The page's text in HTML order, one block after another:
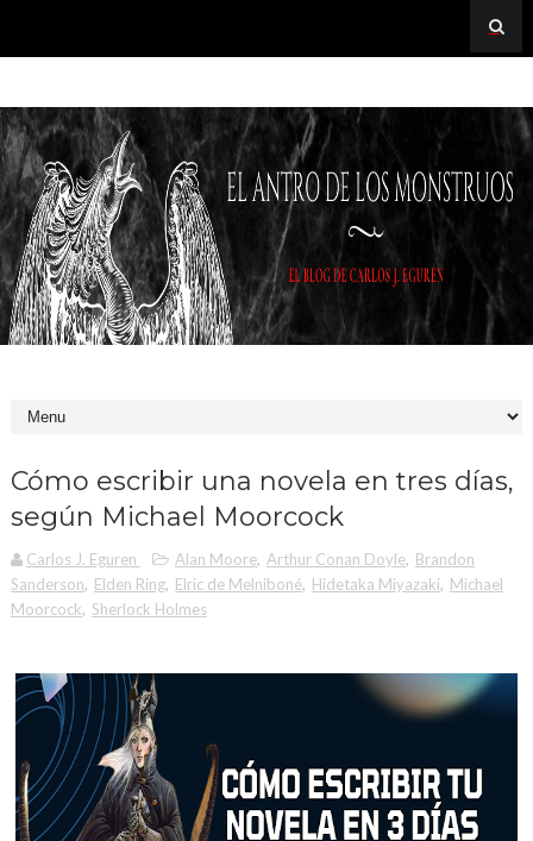
Cómo escribir una novela en tres días,
según Michael Moorcock
Carlos J. Eguren Alan Moore, Arthur Conan Doyle, Brandon
Sanderson, Elden Ring, Elric de Melniboné, Hidetaka Miyazaki, Michael
Moorcock, Sherlock Holmes